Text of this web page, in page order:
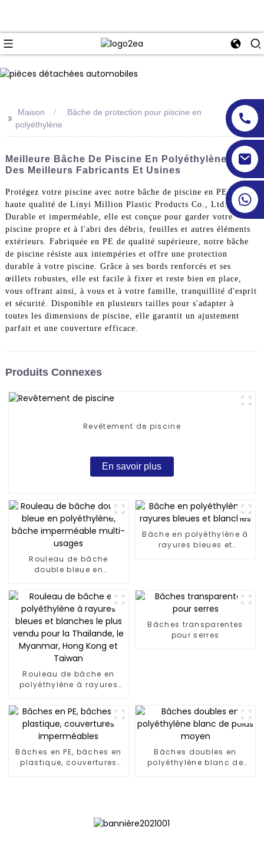
>> Maison
Bâche de protection pour piscine en
polyéthylène
Meilleure Bâche De Piscine En Polyéthylène (PE)
Des Meilleurs Fabricants Et Usines
Protégez votre piscine avec notre bâche de piscine en PE de
haute qualité de Linyi Million Plastic Products Co., Ltd.
Durable et imperméable, elle est conçue pour garder votre
piscine propre et à l'abri des débris, feuilles et autres éléments
extérieurs. Fabriquée en PE de qualité supérieure, notre bâche
de piscine résiste aux intempéries et offre une protection
durable à votre piscine. Grâce à ses bords renforcés et ses
œillets robustes, elle est facile à fixer et reste bien en place,
vous offrant ainsi, à vous et à votre famille, tranquillité d'esprit
et sécurité. Disponible en plusieurs tailles pour s'adapter à
toutes les dimensions de piscine, elle garantit un ajustement
parfait et une couverture efficace.
Produits Connexes
Revêtement de piscine
En savoir plus
Rouleau de bâche
double bleue en
imperméable multi-
usages
Bâche en polyéthylène à
rayures bleues et
Rouleau de bâche en
polyéthylène à rayures
plus vendu pour la
Thaïlande, le Myanmar,
Hong Kong et Taïwan
Bâches transparentes
pour serres
Bâches en PE, bâches en
plastique, couvertures
Bâches doubles en
polyéthylène blanc de